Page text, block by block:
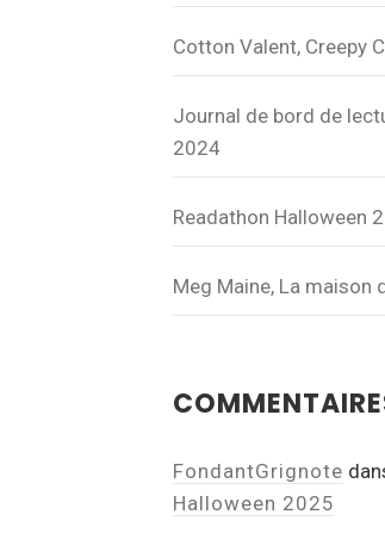
Cotton Valent, Creepy
Journal de bord de
2024
Readathon Halloween
Meg Maine, La maison
FondantGrignote
Halloween 2025